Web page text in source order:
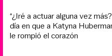
“¿Iré a actuar alguna vez
día en que a Katyna
le rompió el corazón